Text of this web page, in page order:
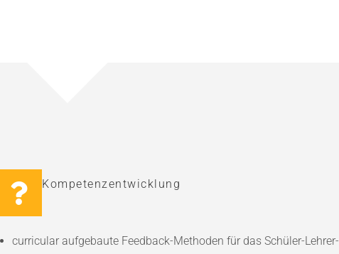
Kompetenzentwicklung
curricular aufgebaute Feedback-Methoden für das Schüler-Lehrer-